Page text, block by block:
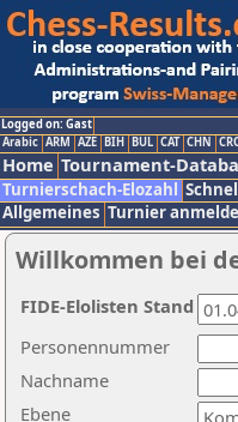
Logged on: Gast
Arabic ARM AZE BIH BUL CAT CHN
Home Tournament-
Turnierschach-Elozahl
Allgemeines Turnier
Willkommen bei
Nachname
Ebene
Personennummer
FIDE-Elolisten Stand